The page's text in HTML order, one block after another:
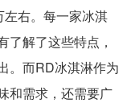
右。每一家冰淇
了解了这些特点，
。而RD冰淇淋作为
和需求，还需要广